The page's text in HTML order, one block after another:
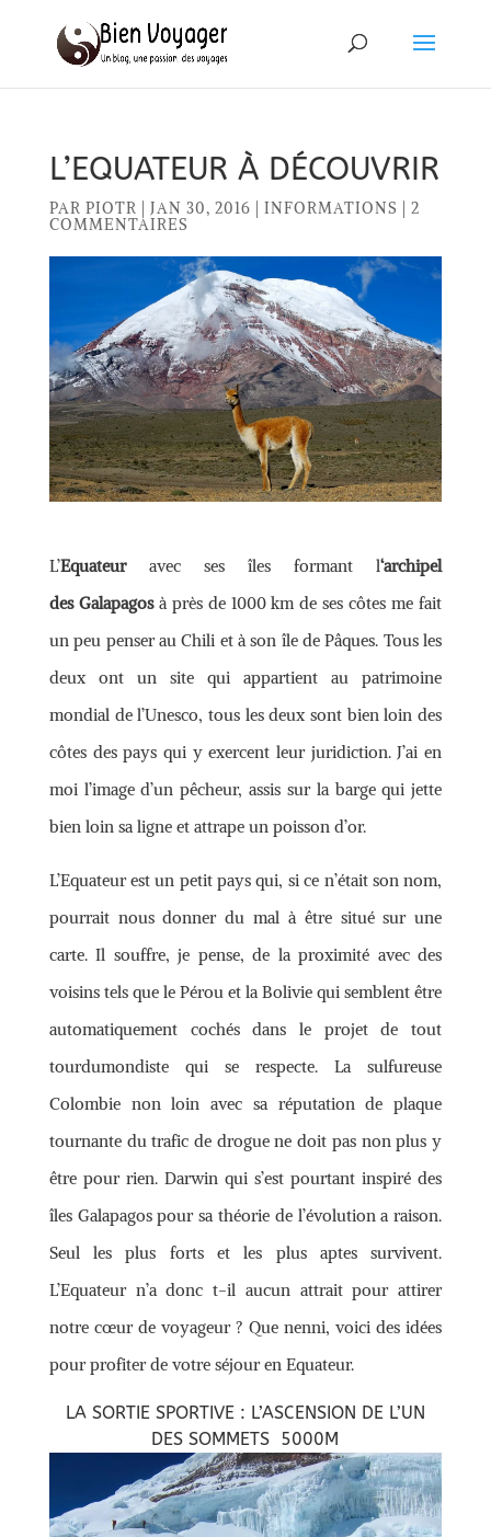
L’EQUATEUR À DÉCOUVRIR
PAR PIOTR JAN 30, 2016 INFORMATIONS
2
COMMENTAIRES
L’Equateuravec ses îles formant l‘archipel
des Galapagosà près de 1000 km de ses côtes me fait
un peu penser au Chili et à son île de Pâques. Tous les
deux ont un site qui appartient au patrimoine
mondial de l’Unesco, tous les deux sont bien loin des
côtes des pays qui y exercent leur juridiction. J’ai en
moi l’image d’un pêcheur, assis sur la barge qui jette
bien loin sa ligne et attrape un poisson d’or.
L’Equateur est un petit pays qui, si ce n’était son nom,
pourrait nous donner du mal à être situé sur une
carte. Il souffre, je pense, de la proximité avec des
voisins tels que le Pérou et la Bolivie qui semblent être
automatiquement cochés dans le projet de tout
tourdumondiste qui se respecte. La sulfureuse
Colombie non loin avec sa réputation de plaque
tournante du trafic de drogue ne doit pas non plus y
être pour rien. Darwin qui s’est pourtant inspiré des
îles Galapagos pour sa théorie de l’évolution a raison.
Seul les plus forts et les plus aptes survivent.
L’Equateur n’a donc t-il aucun attrait pour attirer
notre cœur de voyageur ? Que nenni, voici des idées
pour profiter de votre séjour en Equateur.
LA SORTIE SPORTIVE : L’ASCENSION DE L’UN
DES SOMMETS 5000M